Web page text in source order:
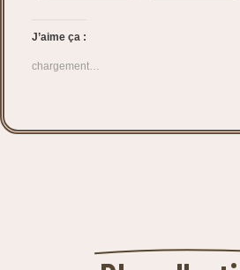
J’aime ça :
chargement…